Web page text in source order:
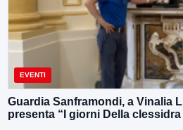
EVENTI
Guardia Sanframondi, a Vinalia
presenta “I giorni Della